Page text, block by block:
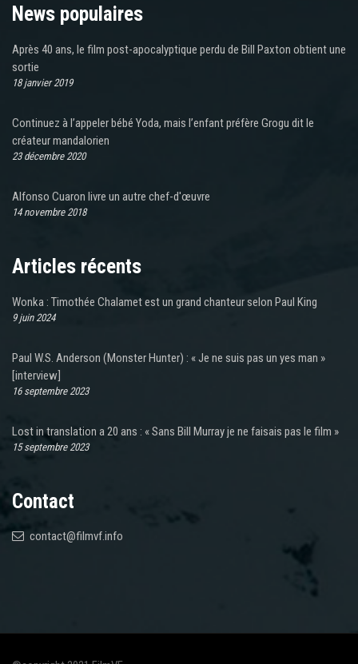
News populaires
Après 40 ans, le film post-apocalyptique perdu de Bill Paxton obtient une
sortie
18 janvier 2019
Continuez à l’appeler bébé Yoda, mais l’enfant préfère Grogu dit le
créateur mandalorien
23 décembre 2020
Alfonso Cuaron livre un autre chef-d'œuvre
14 novembre 2018
Articles récents
Wonka : Timothée Chalamet est un grand chanteur selon Paul King
9 juin 2024
Paul W.S. Anderson (Monster Hunter) : « Je ne suis pas un yes man »
[interview]
16 septembre 2023
Lost in translation a 20 ans : « Sans Bill Murray je ne faisais pas le film »
15 septembre 2023
Contact
contact@filmvf.info